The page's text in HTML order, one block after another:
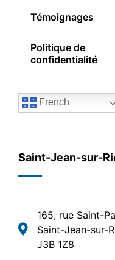
Témoignages
Politique de
confidentialité
French
Saint-Jean-sur-
165, rue Saint-
Saint-Jean-sur-
J3B 1Z8